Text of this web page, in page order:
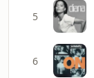
5
6